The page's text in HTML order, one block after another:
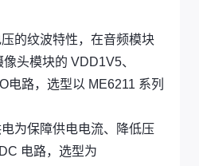
的纹波特性，在音频模块
头模块的 VDD1V5、
电路，选型以 ME6211 系列
为保障供电电流、降低压
电路，选型为